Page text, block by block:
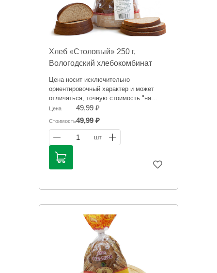
Хлеб «Столовый» 250 г,
Вологодский хлебокомбинат
Цена носит исключительно
ориентировочный характер и может
отличаться, точную стоимость "на
сегодня" сообщит менеджер при
оформлении заказа.
Цена 49,99 ₽
Стоимость49,99 ₽
1 шт